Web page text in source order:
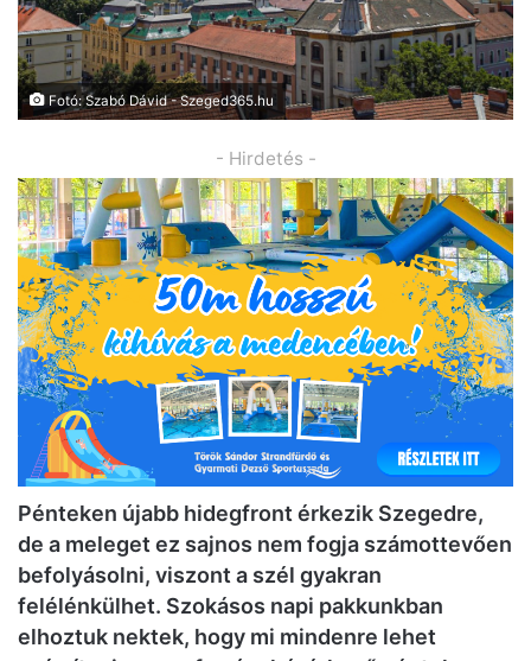
Fotó: Szabó Dávid - Szeged365.hu
- Hirdetés -
Pénteken újabb hidegfront érkezik Szegedre,
de a meleget ez sajnos nem fogja számottevően
befolyásolni, viszont a szél gyakran
felélénkülhet. Szokásos napi pakkunkban
elhoztuk nektek, hogy mi mindenre lehet